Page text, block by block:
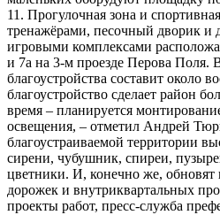
11. Прогулочная зона и
тренажёрами, песочный дворик и
игровыми комплексами
и 7а на 3-м проезде Перова Поля.
благоустройства составит около
благоустройство сделает район
время – планируется
освещения, – отметил Андрей
благоустраиваемой территории
сирени, чубушник, спиреи,
цветники. И, конечно же,
дорожек и внутриквартальных
проекты работ, пресс-служба